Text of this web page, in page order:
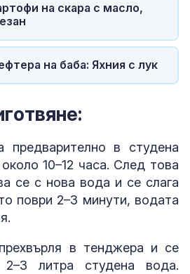
на скара с масло,
на баба: Яхния с лук
предварително в студена
10–12 часа. След това
се с нова вода и се слага
поври 2–3 минути, водата
в тенджера и се
литра студена вода.